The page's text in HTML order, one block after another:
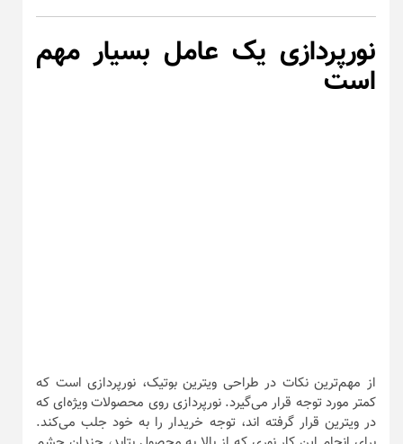
نورپردازی یک عامل بسیار مهم
است